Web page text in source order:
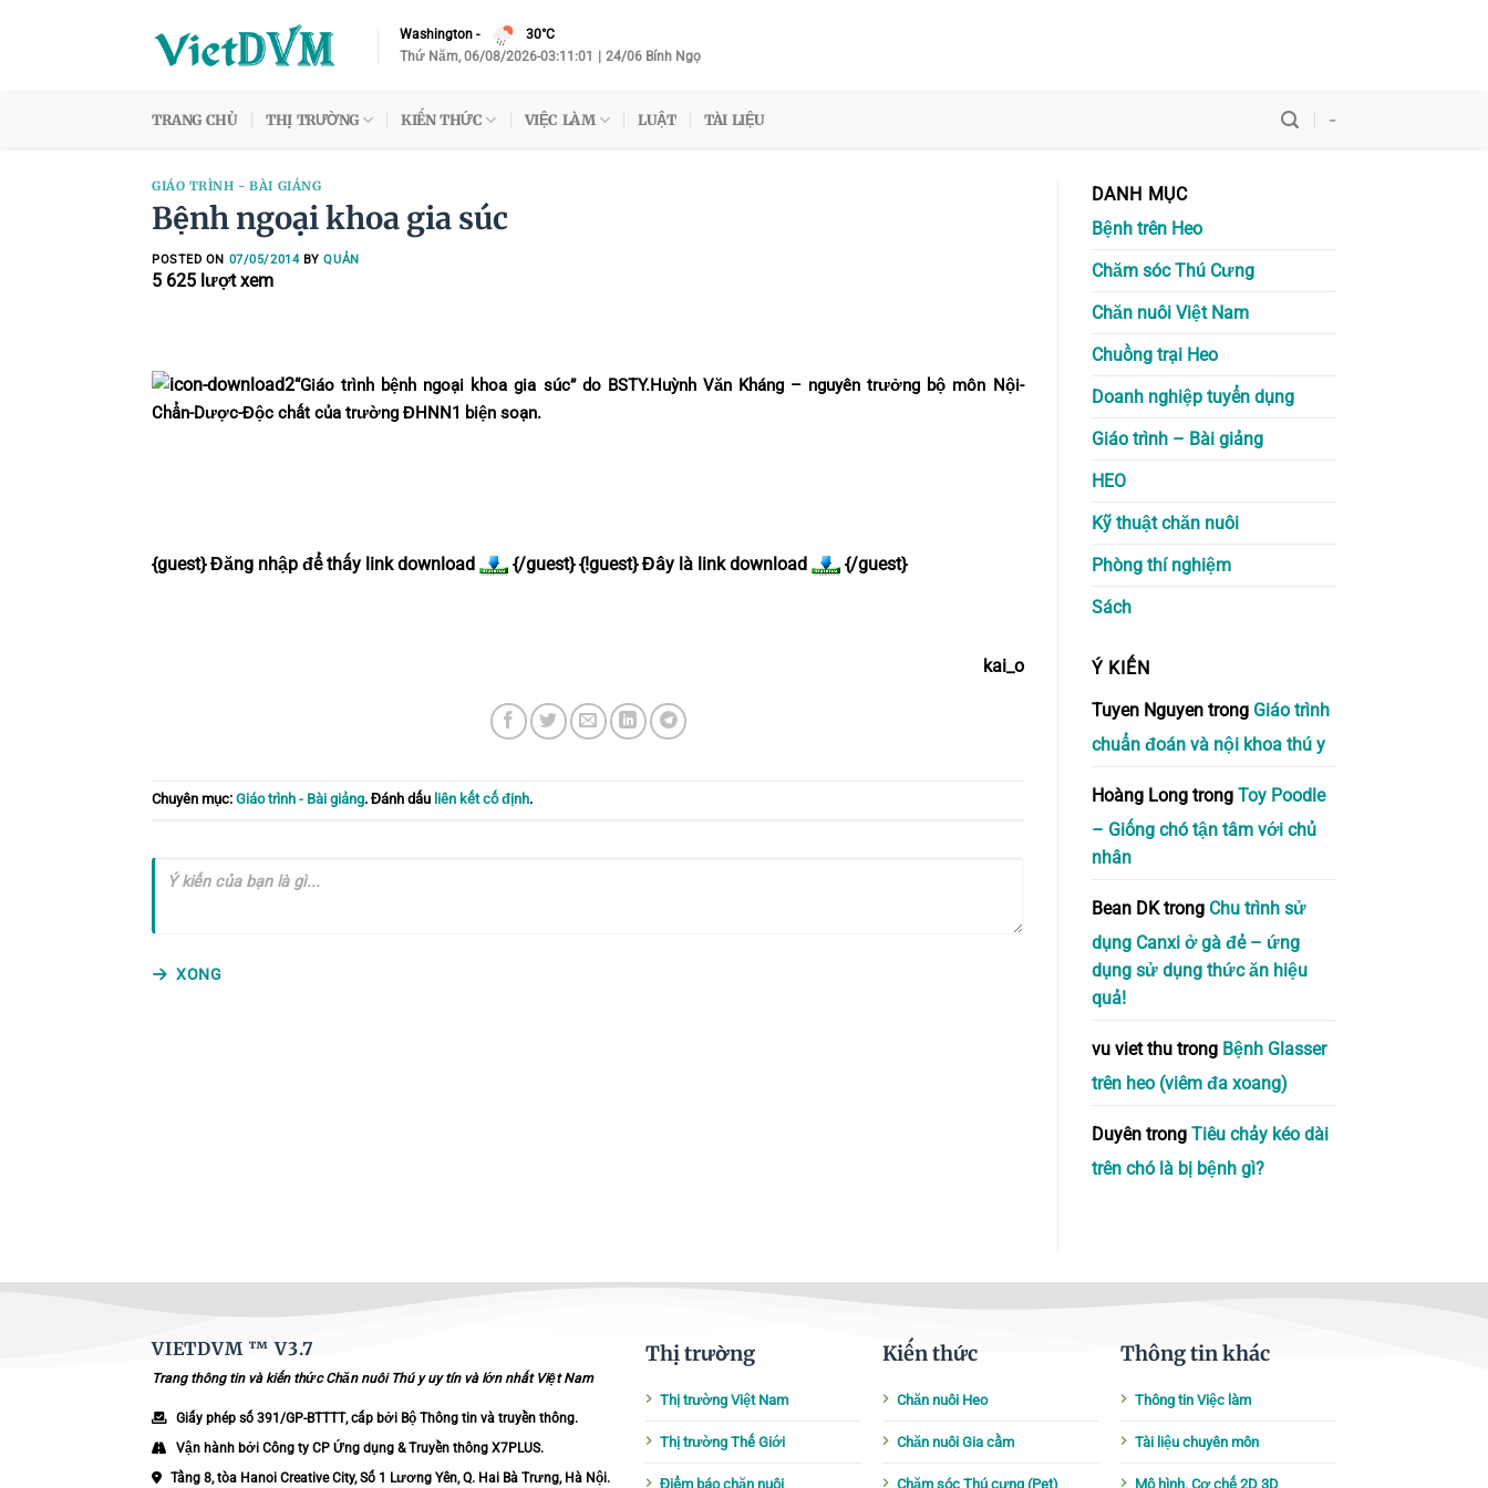
Washington-
30°C
Thứ Năm, 06/08/2026-03:11:02 24/06 Bính Ngọ
TRANG CHỦ THỊ TRƯỜNG KIẾN THỨC VIỆC LÀM LUẬT TÀI LIỆU -
GIÁO TRÌNH - BÀI GIẢNG
Bệnh ngoại khoa gia súc
POSTED ON 07/05/2014BYQUẢN
5 625 lượt xem
“Giáo trình bệnh ngoại khoa gia súc” do BSTY.Huỳnh Văn Kháng – nguyên trưởng bộ môn Nội-
Chẩn-Dược-Độc chất của trường ĐHNN1 biện soạn.
{guest} Đăng nhập để thấy link download {/guest} {!guest} Đây là link download {/guest}
kai_o
Chuyên mục: Giáo trình - Bài giảng. Đánh dấu liên kết cố định.
XONG
DANH MỤC
Bệnh trên Heo
Chăm sóc Thú Cưng
Chăn nuôi Việt Nam
Chuồng trại Heo
Doanh nghiệp tuyển dụng
Giáo trình – Bài giảng
HEO
Kỹ thuật chăn nuôi
Phòng thí nghiệm
Sách
Ý KIẾN
Tuyen Nguyentrong Giáo trình
chuẩn đoán và nội khoa thú y
Hoàng Longtrong Toy Poodle
– Giống chó tận tâm với chủ
nhân
Bean DKtrong Chu trình sử
dụng Canxi ở gà đẻ – ứng
dụng sử dụng thức ăn hiệu
quả!
vu viet thutrong Bệnh Glasser
trên heo (viêm đa xoang)
Duyêntrong Tiêu chảy kéo dài
trên chó là bị bệnh gì?
VIETDVM ™V3.7
Trang thông tin và kiến thức Chăn nuôi Thú y uy tín và lớn nhất Việt Nam
Giấy phép số 391/GP-BTTTT, cấp bởi Bộ Thông tin và truyền thông.
Vận hành bởi Công ty CP Ứng dụng & Truyền thông X7PLUS.
Tầng 8, tòa Hanoi Creative City, Số 1 Lương Yên, Q. Hai Bà Trưng, Hà Nội.
Thị trường
Thị trường Việt Nam
Thị trường Thế Giới
Điểm báo chăn nuôi
Kiến thức
Chăn nuôi Heo
Chăn nuôi Gia cầm
Chăm sóc Thú cưng (Pet)
Thông tin khác
Thông tin Việc làm
Tài liệu chuyên môn
Mô hình, Cơ chế 2D 3D